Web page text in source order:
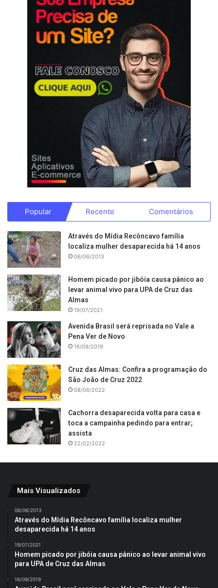
Popular Recente Comentários
Através do Mídia Recôncavo família
localiza mulher desaparecida há 14 anos
06/06/2013
Homem picado por jibóia causa pânico ao
levar animal vivo para UPA de Cruz das
Almas
19/07/2021
Avenida Brasil será reprisada no Vale a
Pena Ver de Novo
16/09/2019
Cruz das Almas: Confira a programação do
São João de Cruz 2022
08/06/2022
Cachorra desaparecida volta para casa e
toca a campainha pedindo para entrar;
assista
22/02/2022
Mais Visualizados
06/06/2013
Através do Mídia Recôncavo família localiza mulher
desaparecida há 14 anos
19/07/2021
Homem picado por jibóia causa pânico ao levar animal vivo
para UPA de Cruz das Almas
16/09/2019